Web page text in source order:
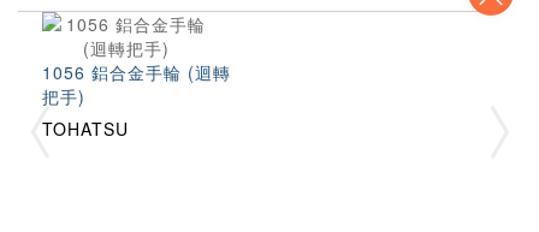
1056 鋁合金手輪 (迴轉
把手)
TOHATSU